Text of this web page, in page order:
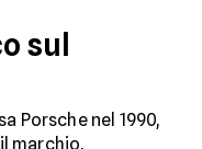
sul
Porsche nel 1990,
marchio,